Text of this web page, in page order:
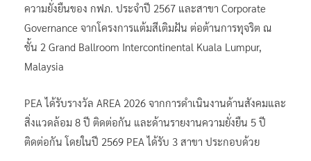
ความยั่งยืนของ กฟภ. ประจำปี 2567 และสาขา Corporate
Governance จากโครงการแต้มสีเติมฝัน ต่อต้านการทุจริต ณ
ชั้น 2 Grand Ballroom Intercontinental Kuala Lumpur,
Malaysia
PEA ได้รับรางวัล AREA 2026 จากการดำเนินงานด้านสังคมและ
สิ่งแวดล้อม 8 ปี ติดต่อกัน และด้านรายงานความยั่งยืน 5 ปี
ติดต่อกัน โดยในปี 2569 PEA ได้รับ 3 สาขา ประกอบด้วย